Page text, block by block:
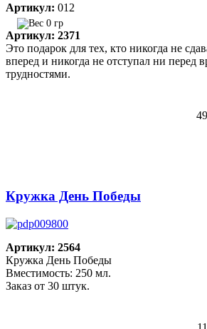
Артикул: 012
0 гр
Артикул: 2371
Это подарок для тех, кто никогда не
вперед и никогда не отступал ни перед
трудностями.
Кружка День Победы
Артикул: 2564
Кружка День Победы
Вместимость: 250 мл.
Заказ от 30 штук.